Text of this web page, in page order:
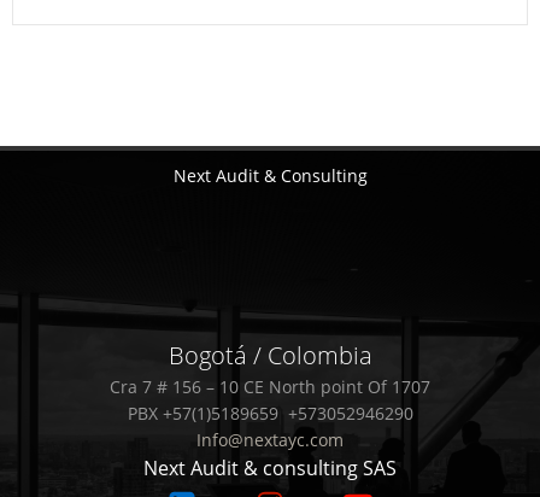
Next Audit & Consulting
Bogotá / Colombia
Cra 7 # 156 – 10 CE North point Of 1707
PBX +57(1)5189659 +573052946290
Info@nextayc.com
Next Audit & consulting SAS